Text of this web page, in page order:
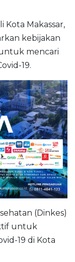
Kota Makassar,
kebijakan
mencari
19.
(Dinkes)
untuk
19 di Kota